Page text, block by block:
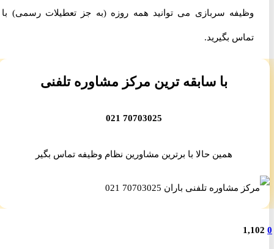
وظیفه سربازی می توانید همه روزه (به جز تعطیلات رسمی) با ما
تماس بگیرید.
با سابقه ترین مرکز مشاوره تلفنی
70703025 021
همین حالا با برترین مشاورین نظام وظیفه تماس بگیر